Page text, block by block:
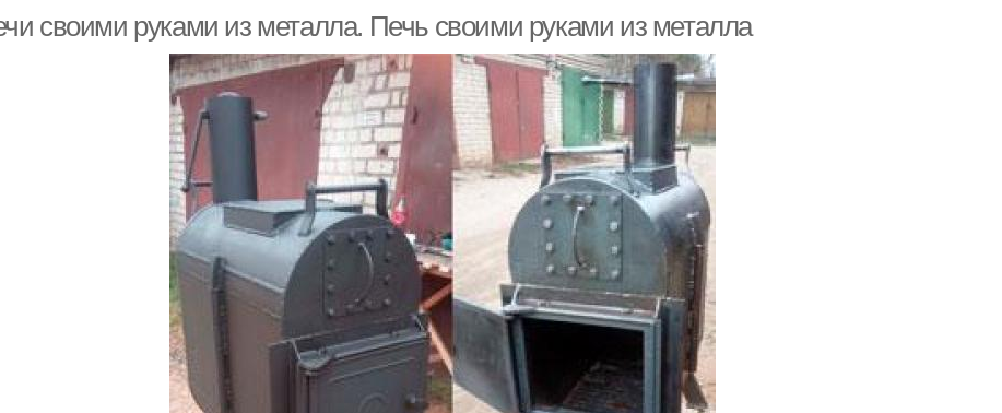
своими руками из металла. Печь своими руками из металла